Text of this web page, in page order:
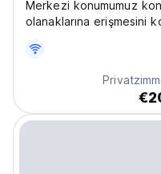
Merkezi konumumuz
olanaklarına erişmesini